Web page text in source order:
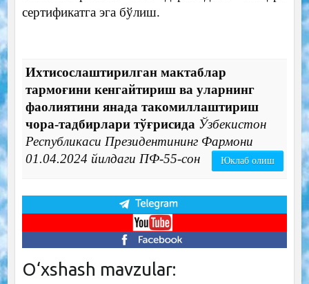
сертификатга эга бўлиш.
Ихтисослаштирилган мактаблар
тармоғини кенгайтириш ва уларнинг
фаолиятини янада такомиллаштириш
чора-тадбирлари тўғрисида Ўзбекистон
Республикаси Президентининг Фармони
01.04.2024 йилдаги ПФ-55-сон
Юклаб олиш
O‘xshash mavzular: